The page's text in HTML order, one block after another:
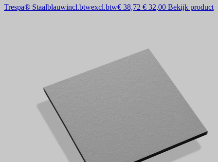
Trespa® Staalblauwincl.btwexcl.btw€ 38,72 € 32,00 Bekijk product